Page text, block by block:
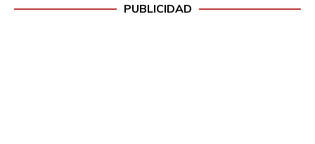
PUBLICIDAD